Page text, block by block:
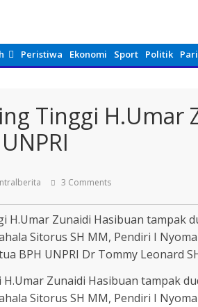
Peristiwa Ekonomi Sport Politik
Tinggi H.Umar
3 Comments
Zunaidi Hasibuan tampak
Sitorus SH MM, Pendiri I